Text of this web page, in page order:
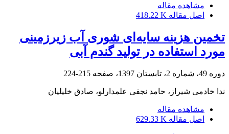
مشاهده مقاله
اصل مقاله 418.22 K
تخمین هزینه سایه‌ای شوری آب زیرزمینی
مورد استفاده در تولید گندم آبی
دوره 49، شماره 2، تابستان 1397، صفحه 215-224
ندا خادمی شیراز، حامد نجفی علمدارلو، صادق خلیلیان
مشاهده مقاله
اصل مقاله 629.33 K